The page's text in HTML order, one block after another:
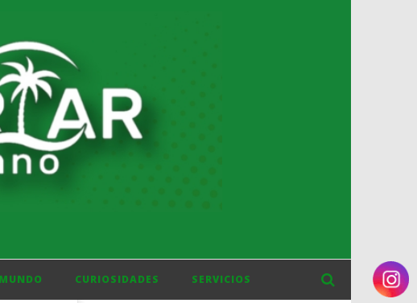
MUNDO CURIOSIDADES SERVICIOS